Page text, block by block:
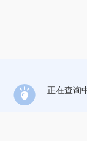
正在查询